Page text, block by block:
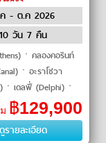
- ต.ค 2026
10 วัน 7 คืน
ㆍคลองคอรินท์
ㆍอะราโชวา
ㆍเดลฟี่ (Delphi)ㆍ
(Kalambaka)ㆍแมทธี
หารบนยอดเขา
฿129,900
ดูรายละเอียด